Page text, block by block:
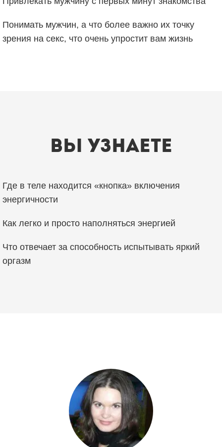
Понимать мужчин, а что более важно их точку
зрения на секс, что очень упростит вам жизнь
Вы узнаете
Где в теле находится «кнопка» включения
энергичности
Как легко и просто наполняться энергией
Что отвечает за способность испытывать яркий
оргазм